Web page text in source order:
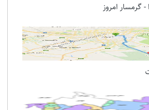
گرمسار امروز